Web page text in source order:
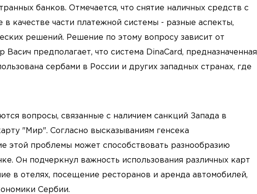
банков. Отмечается, что снятие наличных средств с
качестве части платежной системы - разные аспекты,
решений. Решение по этому вопросу зависит от
предполагает, что система DinaCard, предназначенная
сербами в России и других западных странах, где
вопросы, связанные с наличием санкций Запада в
"Мир". Согласно высказываниям генсека
этой проблемы может способствовать разнообразию
Он подчеркнул важность использования различных карт
в отелях, посещение ресторанов и аренда автомобилей,
Сербии.